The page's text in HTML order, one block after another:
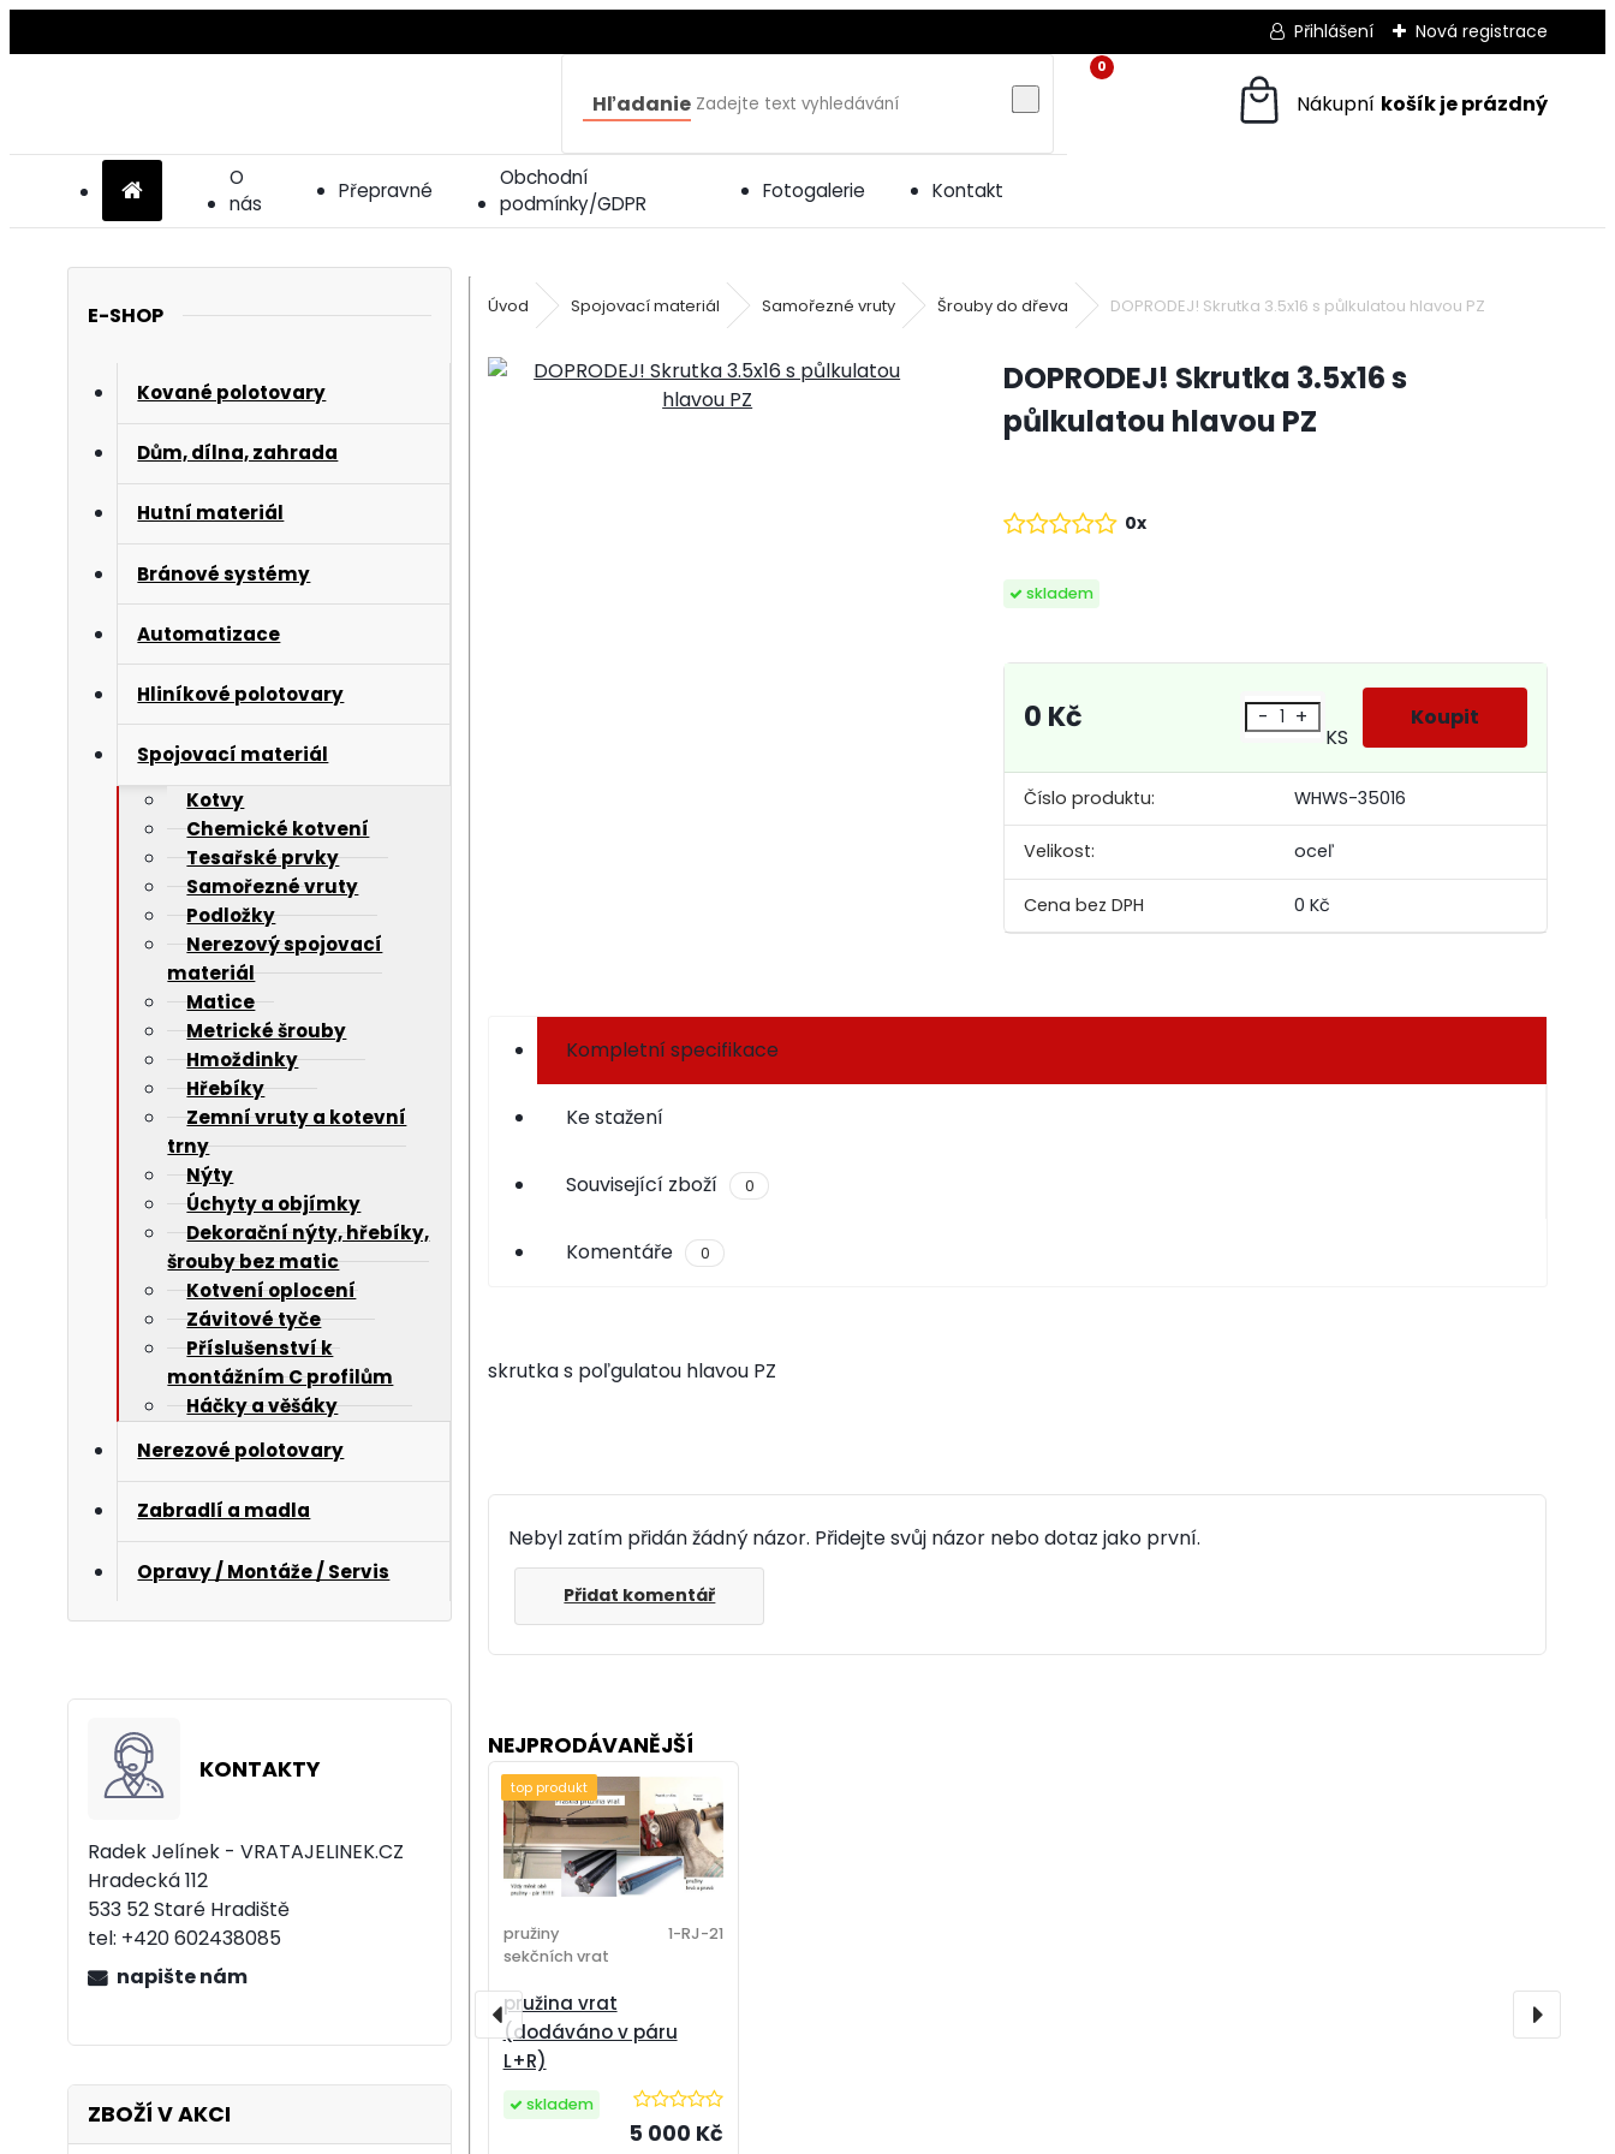
Přihlášení Nová registrace
O
nás
Přepravné
Obchodní
podmínky/GDPR
Fotogalerie Kontakt
Hľadanie
0
E-SHOP
Kované polotovary
Dům, dílna, zahrada
Hutní materiál
Bránové systémy
Automatizace
Hliníkové polotovary
Spojovací materiál
Kotvy
Chemické kotvení
Tesařské prvky
Samořezné vruty
Podložky
Nerezový spojovací
materiál
Matice
Metrické šrouby
Hmoždinky
Hřebíky
Zemní vruty a kotevní
trny
Nýty
Úchyty a objímky
Dekorační nýty, hřebíky,
šrouby bez matic
Kotvení oplocení
Závitové tyče
Příslušenství k
montážním C profilům
Háčky a věšáky
Nerezové polotovary
Zabradlí a madla
Opravy / Montáže / Servis
KONTAKTY
Radek Jelínek - VRATAJELINEK.CZ
Hradecká 112
533 52 Staré Hradiště
tel: +420 602438085
napište nám
ZBOŽÍ V AKCI
Úvod Spojovací materiál Samořezné vruty Šrouby do dřeva DOPRODEJ! Skrutka 3.5x16 s půlkulatou hlavou PZ
DOPRODEJ! Skrutka 3.5x16 s
půlkulatou hlavou PZ
skladem
0x
Číslo produktu: WHWS-35016
Velikost: oceľ
0 Kč
0 Kč - +
KS
Kompletní specifikace
Ke stažení
Související zboží 0
Komentáře 0
skrutka s poľgulatou hlavou PZ
Nebyl zatím přidán žádný názor. Přidejte svůj názor nebo dotaz jako první.
Přidat komentář
NEJPRODÁVANĚJŠÍ
pružina vrat
(dodáváno v páru
L+R)
pružiny
sekčních vrat
1-RJ-21
5 000 Kč
skladem
top produkt